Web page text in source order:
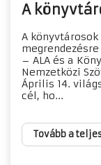
A
A könyvtárosok
– ALA és a
Nemzetközi
Április 14.
cél, ho...
Tovább a